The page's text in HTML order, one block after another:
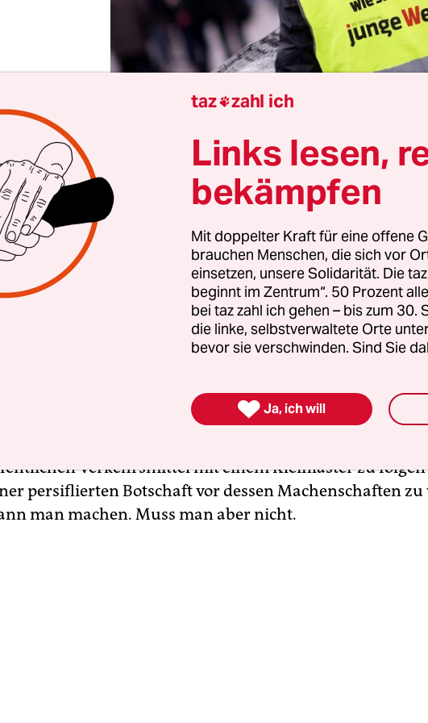
ie lügen wie gedruckt. Wir drucken, wie sie lügen“,
Werbeslogan der TageszeitungJunge Weltprangt seit
öffentlichen Plakatwänden. Vermutlich ohne dass
eine Menschenseele groß Anstoß daran genommen
„Nius“ auf einem BVG-Busseinen
um 6 schon wissen, was einem abends um 8
Verkehrsmittel mit einem Kleinlaster zu
persiflierten Botschaft vor dessen Machenschaften
man machen. Muss man aber nicht.
taz zahl ich
Links lesen,
bekämpfen
Mit doppelter Kraft für eine offene
brauchen Menschen, die sich vor
einsetzen, unsere Solidarität. Die
beginnt im Zentrum“. 50 Prozent
bei taz zahl ich gehen – bis zum
die linke, selbstverwaltete Orte
bevor sie verschwinden. Sind Sie
 Ja, ich will